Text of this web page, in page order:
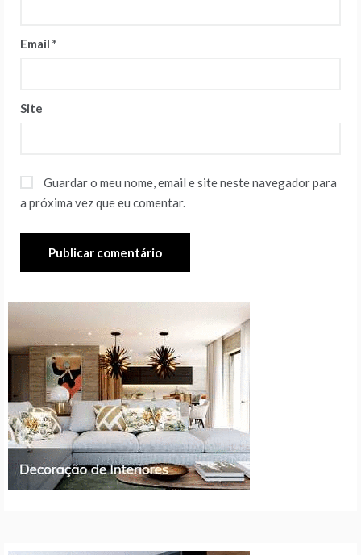
Email *
Site
Guardar o meu nome, email e site neste navegador para
a próxima vez que eu comentar.